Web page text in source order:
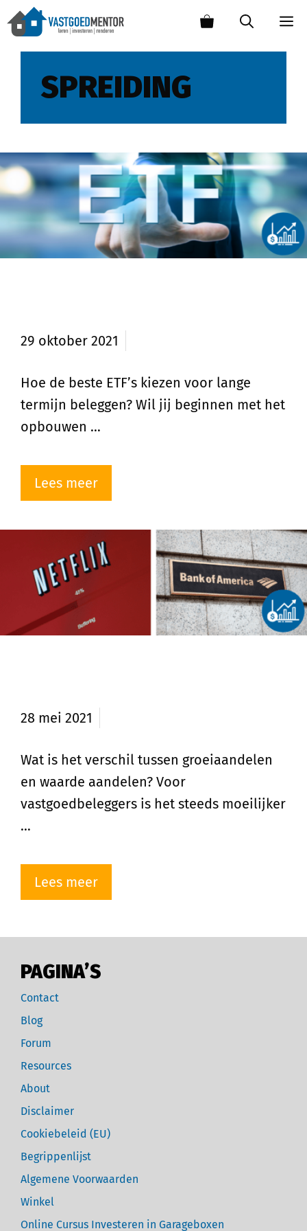
SPREIDING
29 oktober 2021
Hoe de beste ETF’s kiezen voor lange
termijn beleggen? Wil jij beginnen met het
opbouwen …
Lees meer
28 mei 2021
Wat is het verschil tussen groeiaandelen
en waarde aandelen? Voor
vastgoedbeleggers is het steeds moeilijker
…
Lees meer
PAGINA’S
Contact
Blog
Forum
Resources
About
Disclaimer
Cookiebeleid (EU)
Begrippenlijst
Algemene Voorwaarden
Winkel
Online Cursus Investeren in Garageboxen